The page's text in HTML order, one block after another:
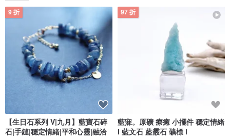
9 折
【生日石系列 V|九月】藍寶石碎
石|手鏈|穩定情緒|平和心靈|融洽
97 折
藍寐。原礦 療癒 小擺件 穩定情緒
l 藍文石 藍霰石 礦標 l